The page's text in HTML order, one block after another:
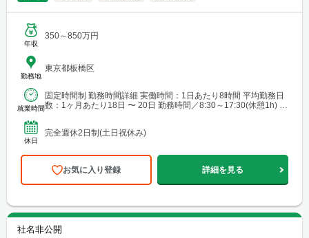
年収
350～850万円
勤務地
東京都板橋区
就業時間
固定時間制 勤務時間詳細 実働時間：1日あたり8時間 平均勤務日
数：1ヶ月あたり18日 〜 20日 勤務時間／8:30～17:30(休憩1h) ◆
休日
完全週休2日制(土日祝休み)
お気に入り登録 詳細を見る
社名非公開